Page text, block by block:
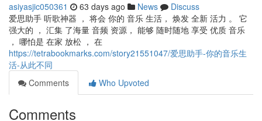
asiyasjic050361 63 days ago News
Discuss
爱思助手 听歌神器 ， 将会 你的 音乐 生活， 焕发 全新 活力 。 它
强大的 ， 汇集 了海量 音频 资源， 能够 随时随地 享受 优质 音乐
， 哪怕是 在家 放松 ， 在
https://tetrabookmarks.com/story21551047/爱思助手-你的音乐生
活-从此不同
Comments
Who Upvoted
Comments